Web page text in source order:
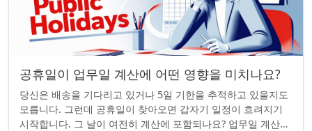
공휴일이 업무일 계산에 어떤 영향을 미치나요?
당신은 배송을 기다리고 있거나 5일 기한을 추적하고 있을지도
모릅니다. 그런데 공휴일이 찾아오면 갑자기 일정이 흐려지기
시작합니다. 그 날이 여전히 계산에 포함되나요? 업무일 계산을